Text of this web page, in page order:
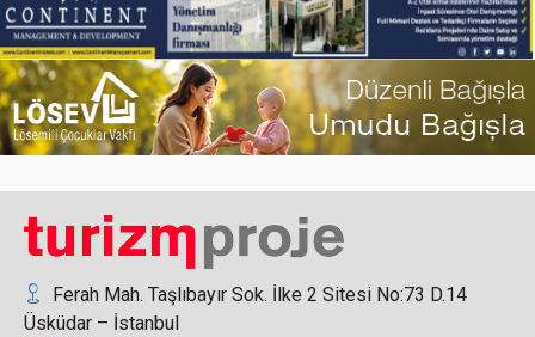
TatilBudur Kurban Bayramı Tatil Taleplerini
Değerlendirdi
Sağlık Turizmi 2025’te 3 Milyar Dolar Eşiğini Aştı
Ferah Mah. Taşlıbayır Sok. İlke 2 Sitesi No:73 D.14
Üsküdar – İstanbul